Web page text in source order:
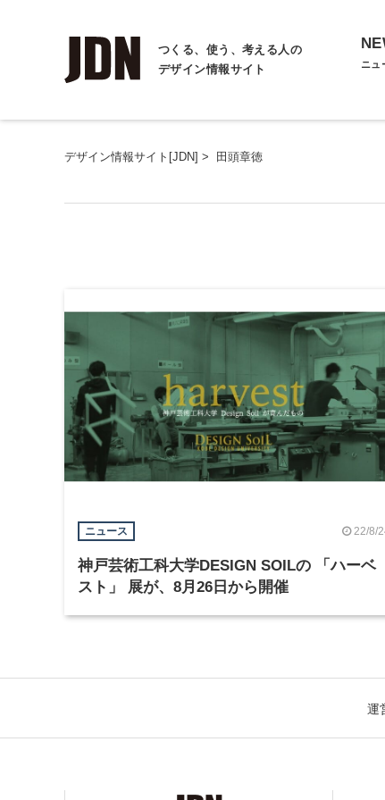
つくる、使う、考える人の
デザイン情報サイト
ニュ
デザイン情報サイト[JDN] > 田頭章徳
ニュース 22/8/
神戸芸術工科大学DESIGN SOILの 「ハーベ
スト」 展が、8月26日から開催
運